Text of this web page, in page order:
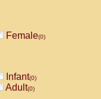
Female(0)
Infant(0)
Adult(0)